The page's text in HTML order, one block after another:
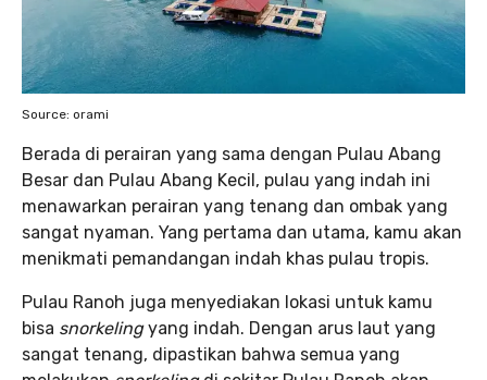
Source: orami
Berada di perairan yang sama dengan Pulau Abang
Besar dan Pulau Abang Kecil, pulau yang indah ini
menawarkan perairan yang tenang dan ombak yang
sangat nyaman. Yang pertama dan utama, kamu akan
menikmati pemandangan indah khas pulau tropis.
Pulau Ranoh juga menyediakan lokasi untuk kamu
bisa snorkelingyang indah. Dengan arus laut yang
sangat tenang, dipastikan bahwa semua yang